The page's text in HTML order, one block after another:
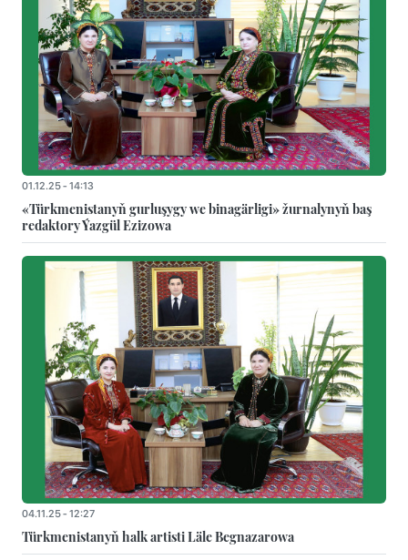
01.12.25 - 14:13
«Türkmenistanyň gurluşygy we binagärligi» žurnalynyň baş
redaktory Ýazgül Ezizowa
04.11.25 - 12:27
Türkmenistanyň halk artisti Läle Begnazarowa